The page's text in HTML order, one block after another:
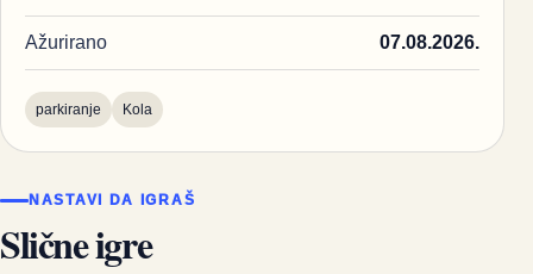
Ažurirano 07.08.2026.
parkiranje Kola
NASTAVI DA IGRAŠ
Slične igre